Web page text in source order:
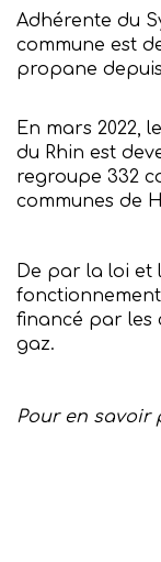
Adhérente du
commune est
propane depuis
En mars 2022,
du Rhin est
regroupe 332
communes de
De par la loi et
financé par les
gaz.
Pour en savoir